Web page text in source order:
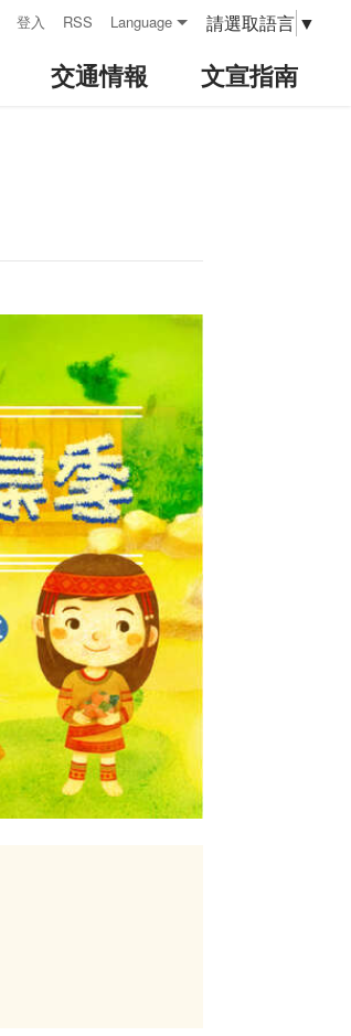
登入 RSS Language 請選取語言 ▼
交通情報 文宣指南